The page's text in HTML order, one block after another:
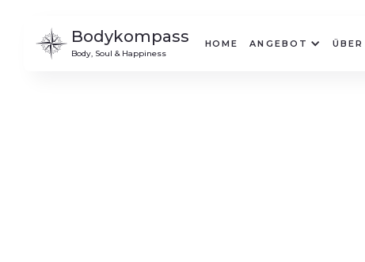
Bodykompass
Body, Soul & Happiness
HOME ANGEBOT